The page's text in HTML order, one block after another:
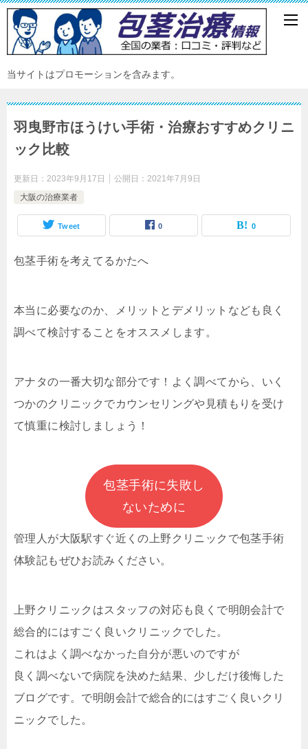
当サイトはプロモーションを含みます。
羽曳野市ほうけい手術・治療おすすめクリニ
ック比較
更新日： 2023年9月17日 公開日： 2021年7月9日
大阪の治療業者
Tweet 0 0
包茎手術を考えてるかたへ
本当に必要なのか、メリットとデメリットなども良く
調べて検討することをオススメします。
アナタの一番大切な部分です！よく調べてから、いく
つかのクリニックでカウンセリングや見積もりを受け
て慎重に検討しましょう！
包茎手術に失敗し
ないために
管理人が大阪駅すぐ近くの上野クリニックで包茎手術
体験記もぜひお読みください。
上野クリニックはスタッフの対応も良くで明朗会計で
総合的にはすごく良いクリニックでした。
これはよく調べなかった自分が悪いのですが
良く調べないで病院を決めた結果、少しだけ後悔した
ブログです。で明朗会計で総合的にはすごく良いクリ
ニックでした。